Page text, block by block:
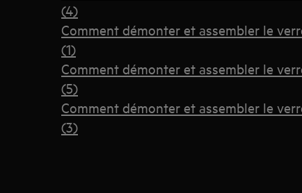
(4)
Comment démonter et assembler le
(1)
Comment démonter et assembler le
(5)
Comment démonter et assembler le
(3)